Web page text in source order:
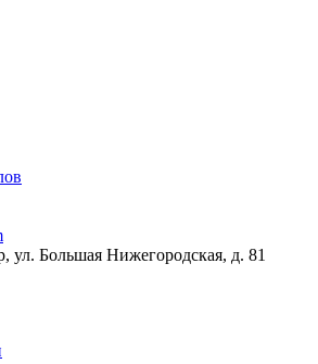
ул. Большая Нижегородская, д. 81